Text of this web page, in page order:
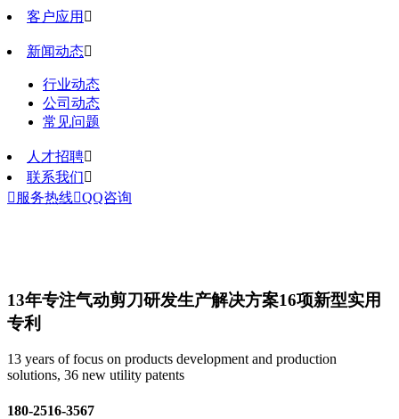
客户应用 
新闻动态
行业动态
公司动态
常见问题
人才招聘
联系我们
 服务热线QQ咨询
13年专注气动剪刀研发生产解决方案16项新型实用
专利
13 years of focus on products development and production
solutions, 36 new utility patents
180-2516-3567